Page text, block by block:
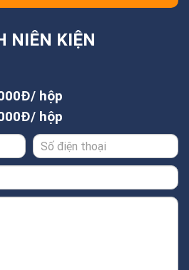
NIÊN KIỆN
hộp
hộp